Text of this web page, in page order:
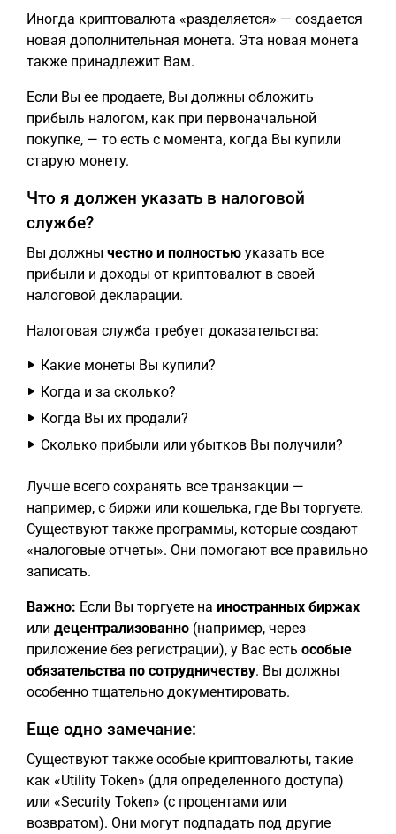
Иногда криптовалюта «разделяется» — создается
новая дополнительная монета. Эта новая монета
также принадлежит Вам.
Если Вы ее продаете, Вы должны обложить
прибыль налогом, как при первоначальной
покупке, — то есть с момента, когда Вы купили
старую монету.
Что я должен указать в налоговой
службе?
Вы должны честно и полностью указать все
прибыли и доходы от криптовалют в своей
налоговой декларации.
Налоговая служба требует доказательства:
Какие монеты Вы купили?
Когда и за сколько?
Когда Вы их продали?
Сколько прибыли или убытков Вы получили?
Лучше всего сохранять все транзакции —
например, с биржи или кошелька, где Вы торгуете.
Существуют также программы, которые создают
«налоговые отчеты». Они помогают все правильно
записать.
Важно: Если Вы торгуете на иностранных биржах
или децентрализованно (например, через
приложение без регистрации), у Вас есть особые
обязательства по сотрудничеству. Вы должны
особенно тщательно документировать.
Еще одно замечание:
Существуют также особые криптовалюты, такие
как «Utility Token» (для определенного доступа)
или «Security Token» (с процентами или
возвратом). Они могут подпадать под другие